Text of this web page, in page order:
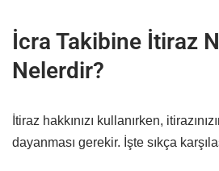
İcra Takibine İtiraz
Nelerdir?
İtiraz hakkınızı kullanırken,
dayanması gerekir. İşte sıkça